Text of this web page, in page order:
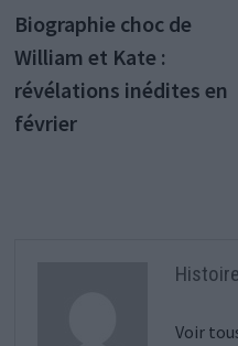
de
l’article
Biographie choc de
William et Kate :
révélations inédites en
février
Voir